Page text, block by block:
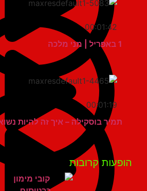
00:01:42
00:01:19
תמיר בוסקילה – איך זה להיות נשואה? 🤣
קרובות